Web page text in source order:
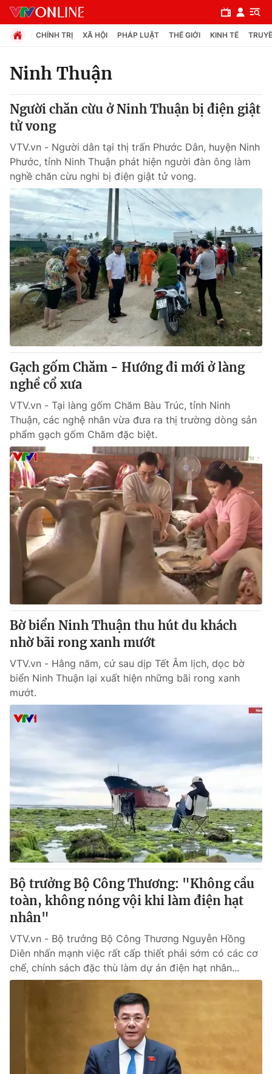
Chuyên mục
Chính trị
Xã hội
Pháp luật
Y tế
Thế giới
Tin tức
Thế giới đó đây
Câu chuyện quốc tế
Kinh tế
Tài chính
Thị trường
Góc doanh nghiệp
Dữ liệu và đời sống
Truyền hình
Phim VTV
Hậu trường
Nhân vật
Khán giả
Giải sao mai
Giải trí
Điện ảnh
Âm nhạc
Sao
Đời sống
Du lịch
Làm đẹp
Chất lượng cuộc sống
Giáo dục
Tuyển sinh
Học trực tuyến
Công nghệ
Hitech Công nghệ tương lai
Sản phẩm
Thị trường
Tư vấn
Giao lưu trực tuyến
Lịch phát sóng
Chuyên mục khác
Emagazine Podcast
Photo Infographic
Video
VTV Sức khoẻ Bất động sản
Thị trường 24h Tấm lòng Việt
VTV4 Vươn mình bằng AI
VTV9 VTV8
Cơ quan chủ quản:Đài Truyền hình Việt Nam
CHÍNH TRỊ XÃ HỘI PHÁP LUẬT THẾ GIỚI KINH TẾ
Ninh Thuận
Người chăn cừu ở Ninh Thuận bị điện giật
tử vong
VTV.vn - Người dân tại thị trấn Phước Dân, huyện Ninh
Phước, tỉnh Ninh Thuận phát hiện người đàn ông làm
nghề chăn cừu nghi bị điện giật tử vong.
Gạch gốm Chăm - Hướng đi mới ở làng
nghề cổ xưa
VTV.vn - Tại làng gốm Chăm Bàu Trúc, tỉnh Ninh
Thuận, các nghệ nhân vừa đưa ra thị trường dòng sản
phẩm gạch gốm Chăm đặc biệt.
Bờ biển Ninh Thuận thu hút du khách
nhờ bãi rong xanh mướt
VTV.vn - Hằng năm, cứ sau dịp Tết Âm lịch, dọc bờ
biển Ninh Thuận lại xuất hiện những bãi rong xanh
mướt.
Bộ trưởng Bộ Công Thương: "Không cầu
toàn, không nóng vội khi làm điện hạt
nhân"
VTV.vn - Bộ trưởng Bộ Công Thương Nguyễn Hồng
Diên nhấn mạnh việc rất cấp thiết phải sớm có các cơ
chế, chính sách đặc thù làm dự án điện hạt nhân...